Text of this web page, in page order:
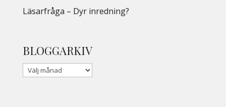
Läsarfråga – Dyr inredning?
BLOGGARKIV